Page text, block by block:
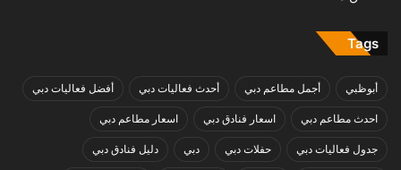
Tags
أبوظبي أجمل مطاعم دبي أحدث فعاليات دبي أفضل فعاليات دبي
احدث مطاعم دبي اسعار فنادق دبي اسعار مطاعم دبي
جدول فعاليات دبي حفلات دبي دبي دليل فنادق دبي